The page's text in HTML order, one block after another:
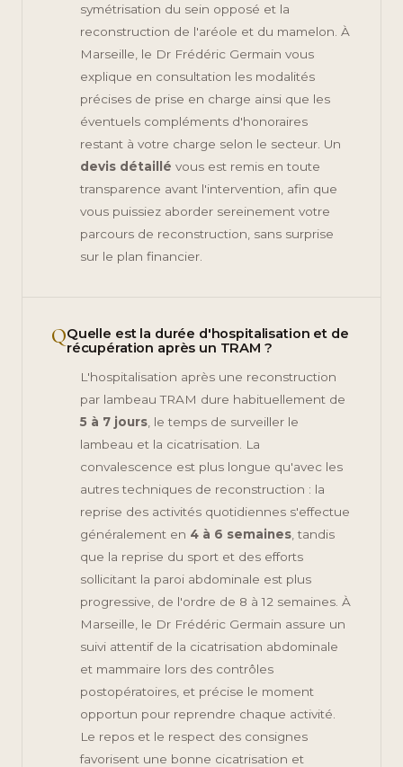
symétrisation du sein opposé et la
reconstruction de l'aréole et du mamelon. À
Marseille, le Dr Frédéric Germain vous
explique en consultation les modalités
précises de prise en charge ainsi que les
éventuels compléments d'honoraires
restant à votre charge selon le secteur. Un
devis détaillé vous est remis en toute
transparence avant l'intervention, afin que
vous puissiez aborder sereinement votre
parcours de reconstruction, sans surprise
sur le plan financier.
QQuelle est la durée d'hospitalisation et de
récupération après un TRAM ?
L'hospitalisation après une reconstruction
par lambeau TRAM dure habituellement de
5 à 7 jours , le temps de surveiller le
lambeau et la cicatrisation. La
convalescence est plus longue qu'avec les
autres techniques de reconstruction : la
reprise des activités quotidiennes s'effectue
généralement en 4 à 6 semaines , tandis
que la reprise du sport et des efforts
sollicitant la paroi abdominale est plus
progressive, de l'ordre de 8 à 12 semaines. À
Marseille, le Dr Frédéric Germain assure un
suivi attentif de la cicatrisation abdominale
et mammaire lors des contrôles
postopératoires, et précise le moment
opportun pour reprendre chaque activité.
Le repos et le respect des consignes
favorisent une bonne cicatrisation et